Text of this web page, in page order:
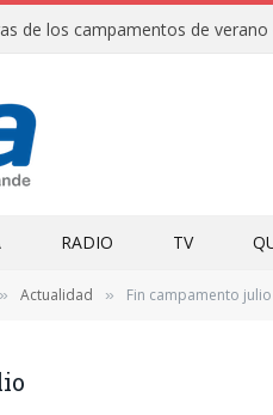
RADIO TV
» Actualidad » Fin campamento julio